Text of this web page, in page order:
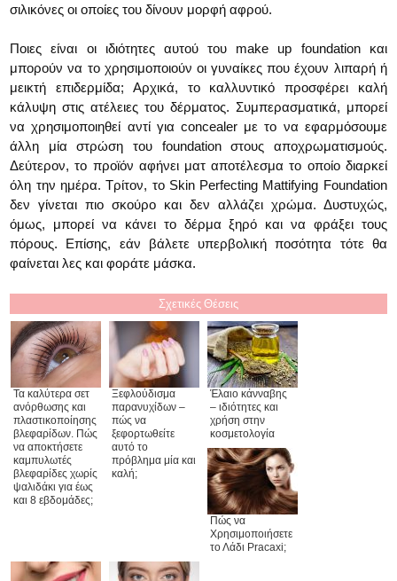
σιλικόνες οι οποίες του δίνουν μορφή αφρού.
Ποιες είναι οι ιδιότητες αυτού του make up foundation και
μπορούν να το χρησιμοποιούν οι γυναίκες που έχουν λιπαρή ή
μεικτή επιδερμίδα; Αρχικά, το καλλυντικό προσφέρει καλή
κάλυψη στις ατέλειες του δέρματος. Συμπερασματικά, μπορεί
να χρησιμοποιηθεί αντί για concealer με το να εφαρμόσουμε
άλλη μία στρώση του foundation στους αποχρωματισμούς.
Δεύτερον, το προϊόν αφήνει ματ αποτέλεσμα το οποίο διαρκεί
όλη την ημέρα. Τρίτον, το Skin Perfecting Mattifying Foundation
δεν γίνεται πιο σκούρο και δεν αλλάζει χρώμα. Δυστυχώς,
όμως, μπορεί να κάνει το δέρμα ξηρό και να φράξει τους
πόρους. Επίσης, εάν βάλετε υπερβολική ποσότητα τότε θα
φαίνεται λες και φοράτε μάσκα.
Σχετικές Θέσεις
Τα καλύτερα σετ
ανόρθωσης και
πλαστικοποίησης
βλεφαρίδων. Πώς
να αποκτήσετε
καμπυλωτές
βλεφαρίδες χωρίς
ψαλιδάκι για έως
και 8 εβδομάδες;
Ξεφλούδισμα
παρανυχίδων –
πώς να
ξεφορτωθείτε
αυτό το
πρόβλημα μία και
καλή;
Έλαιο κάνναβης
– ιδιότητες και
χρήση στην
κοσμετολογία
Πώς να
Χρησιμοποιήσετε
το Λάδι Pracaxi;